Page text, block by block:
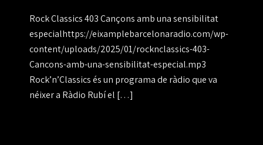
Rock Classics 403 Cançons amb una sensibilitat
especialhttps://eixamplebarcelonaradio.com/wp-
content/uploads/2025/01/rocknclassics-403-
Cancons-amb-una-sensibilitat-especial.mp3
Rock’n’Classics és un programa de ràdio que va
néixer a Ràdio Rubí el […]